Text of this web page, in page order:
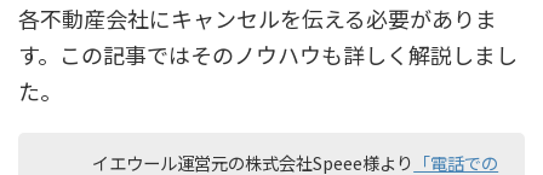
各不動産会社にキャンセルを伝える必要がありま
す。この記事ではそのノウハウも詳しく解説しまし
た。
イエウール運営元の株式会社Speee様より 「電話での